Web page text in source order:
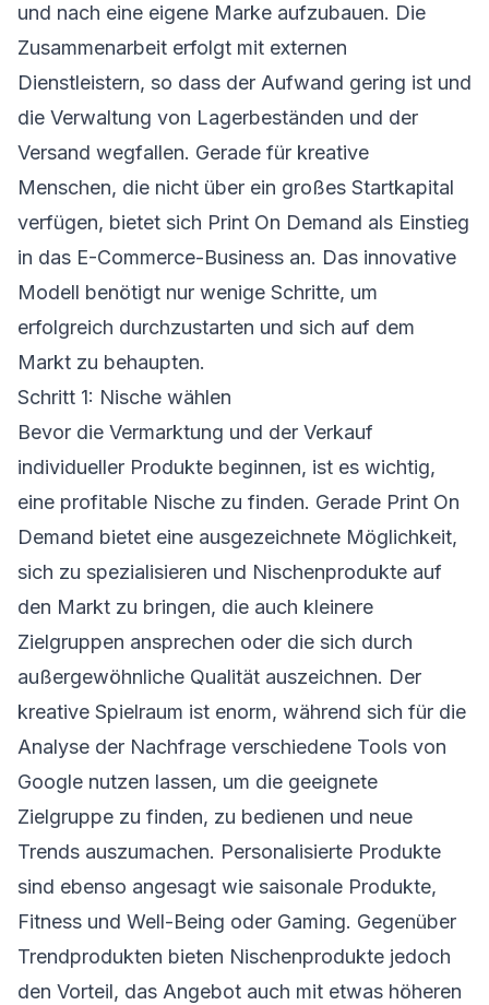
und nach eine eigene Marke aufzubauen. Die
Zusammenarbeit erfolgt mit externen
Dienstleistern, so dass der Aufwand gering ist und
die Verwaltung von Lagerbeständen und der
Versand wegfallen. Gerade für kreative
Menschen, die nicht über ein großes Startkapital
verfügen, bietet sich Print On Demand als Einstieg
in das E-Commerce-Business an. Das innovative
Modell benötigt nur wenige Schritte, um
erfolgreich durchzustarten und sich auf dem
Markt zu behaupten.
Schritt 1: Nische wählen
Bevor die Vermarktung und der Verkauf
individueller Produkte beginnen, ist es wichtig,
eine profitable Nische zu finden. Gerade Print On
Demand bietet eine ausgezeichnete Möglichkeit,
sich zu spezialisieren und Nischenprodukte auf
den Markt zu bringen, die auch kleinere
Zielgruppen ansprechen oder die sich durch
außergewöhnliche Qualität auszeichnen. Der
kreative Spielraum ist enorm, während sich für die
Analyse der Nachfrage verschiedene Tools von
Google nutzen lassen, um die geeignete
Zielgruppe zu finden, zu bedienen und neue
Trends auszumachen. Personalisierte Produkte
sind ebenso angesagt wie saisonale Produkte,
Fitness und Well-Being oder Gaming. Gegenüber
Trendprodukten bieten Nischenprodukte jedoch
den Vorteil, das Angebot auch mit etwas höheren